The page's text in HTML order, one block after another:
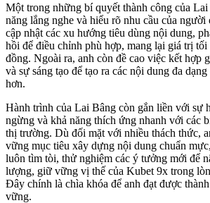
Một trong những bí quyết thành công của Lai
năng lắng nghe và hiểu rõ nhu cầu của
cập nhật các xu hướng tiêu dùng nội dung,
hồi để điều chỉnh phù hợp, mang lại giá trị tối
đồng. Ngoài ra, anh còn đề cao việc kết hợp
và sự sáng tạo để tạo ra các nội dung đa
hơn.
Hành trình của Lai Bâng còn gắn liền với sự
ngừng và khả năng thích ứng nhanh với các
thị trường. Dù đối mặt với nhiều thách thức,
vững mục tiêu xây dựng nội dung chuẩn
luôn tìm tòi, thử nghiệm các ý tưởng mới để
lượng, giữ vững vị thế của Kubet 9x trong
Đây chính là chìa khóa để anh đạt được
vững.